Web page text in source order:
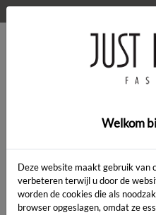
> Kleding
Artikelcode:
Welkom
Deze website maakt gebruik van
verbeteren terwijl u door de
worden de cookies die als
browser opgeslagen, omdat ze